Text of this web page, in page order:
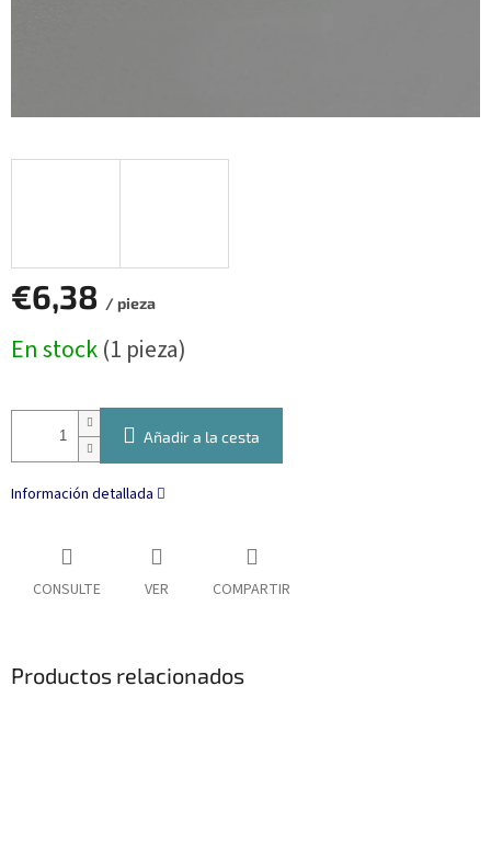
€6,38 / pieza
de
En stock(1 pieza)
Añadir a la cesta
Información detallada
CONSULTE VER COMPARTIR
Productos relacionados